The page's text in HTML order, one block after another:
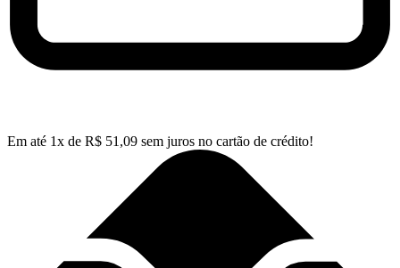
Em até 1x de R$ 51,09 sem juros no cartão de crédito!